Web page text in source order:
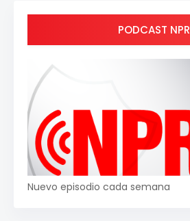
PODCAST NPR
Nuevo episodio cada semana